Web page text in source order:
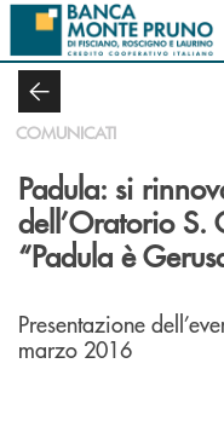
Salta al contenuto principale
COMUNICATI
Padula: si
dell’Oratorio S.
“Padula è
Presentazione
marzo 2016